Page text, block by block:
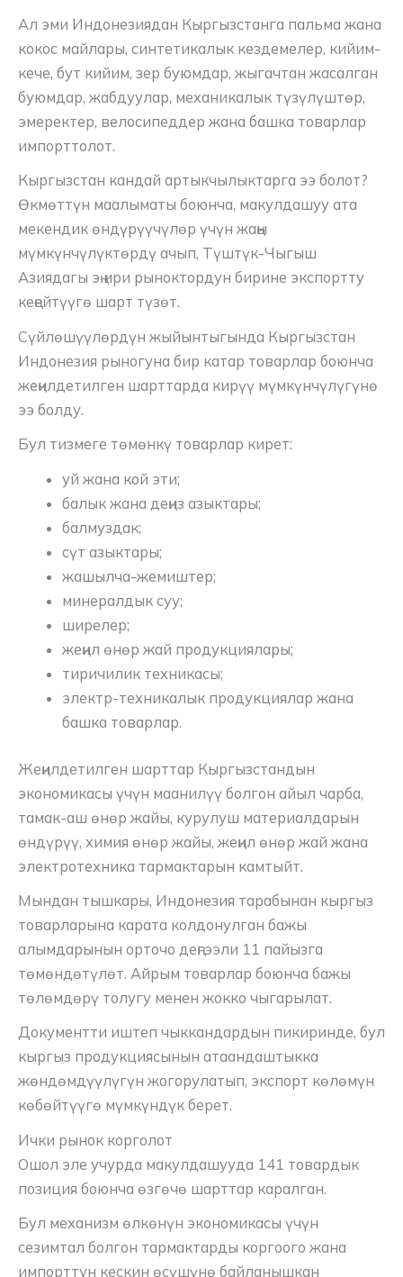
Ал эми Индонезиядан Кыргызстанга пальма жана
кокос майлары, синтетикалык кездемелер, кийим-
кече, бут кийим, зер буюмдар, жыгачтан жасалган
буюмдар, жабдуулар, механикалык түзүлүштөр,
эмеректер, велосипеддер жана башка товарлар
импорттолот.
Кыргызстан кандай артыкчылыктарга ээ болот?
Өкмөттүн маалыматы боюнча, макулдашуу ата
мекендик өндүрүүчүлөр үчүн жаңы
мүмкүнчүлүктөрдү ачып, Түштүк-Чыгыш
Азиядагы эң ири рыноктордун бирине экспортту
кеңейтүүгө шарт түзөт.
Сүйлөшүүлөрдүн жыйынтыгында Кыргызстан
Индонезия рыногуна бир катар товарлар боюнча
жеңилдетилген шарттарда кирүү мүмкүнчүлүгүнө
ээ болду.
Бул тизмеге төмөнкү товарлар кирет:
уй жана кой эти;
балык жана деңиз азыктары;
балмуздак;
сүт азыктары;
жашылча-жемиштер;
минералдык суу;
ширелер;
жеңил өнөр жай продукциялары;
тиричилик техникасы;
электр-техникалык продукциялар жана
башка товарлар.
Жеңилдетилген шарттар Кыргызстандын
экономикасы үчүн маанилүү болгон айыл чарба,
тамак-аш өнөр жайы, курулуш материалдарын
өндүрүү, химия өнөр жайы, жеңил өнөр жай жана
электротехника тармактарын камтыйт.
Мындан тышкары, Индонезия тарабынан кыргыз
товарларына карата колдонулган бажы
алымдарынын орточо деңгээли 11 пайызга
төмөндөтүлөт. Айрым товарлар боюнча бажы
төлөмдөрү толугу менен жокко чыгарылат.
Документти иштеп чыккандардын пикиринде, бул
кыргыз продукциясынын атаандаштыкка
жөндөмдүүлүгүн жогорулатып, экспорт көлөмүн
көбөйтүүгө мүмкүндүк берет.
Ички рынок корголот
Ошол эле учурда макулдашууда 141 товардык
позиция боюнча өзгөчө шарттар каралган.
Бул механизм өлкөнүн экономикасы үчүн
сезимтал болгон тармактарды коргоого жана
импорттун кескин өсүшүнө байланышкан